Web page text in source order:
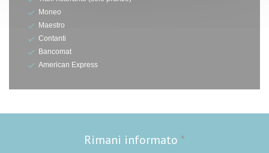
Moneo
Maestro
Contanti
Bancomat
American Express
Rimani informato *